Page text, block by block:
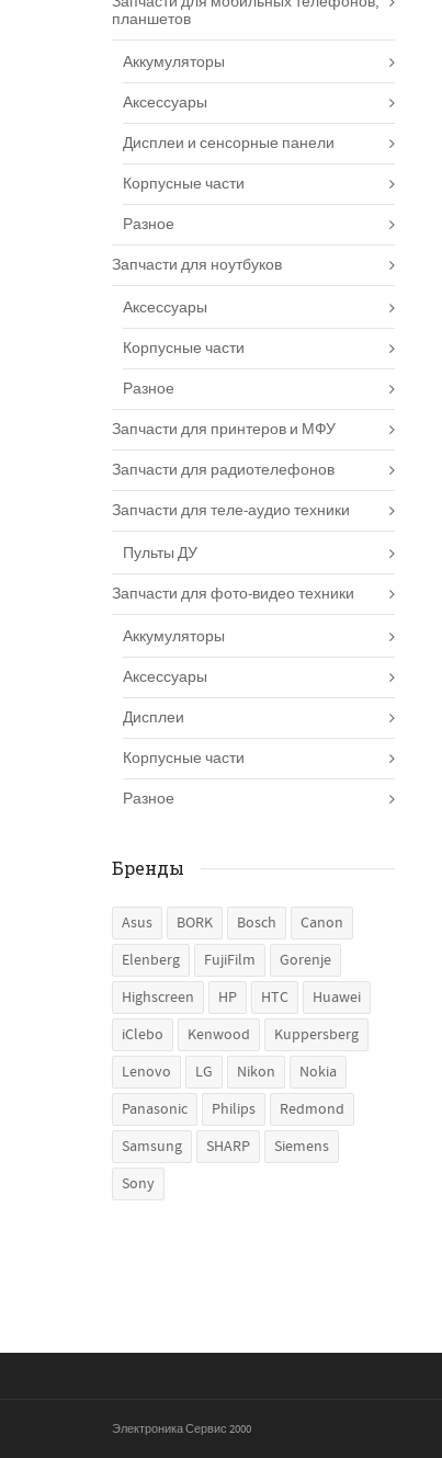
планшетов
Аккумуляторы
Аксессуары
Дисплеи и сенсорные панели
Корпусные части
Разное
Запчасти для ноутбуков
Аксессуары
Корпусные части
Разное
Запчасти для принтеров и МФУ
Запчасти для радиотелефонов
Запчасти для теле-аудио техники
Пульты ДУ
Запчасти для фото-видео техники
Аккумуляторы
Аксессуары
Дисплеи
Корпусные части
Разное
Бренды
Asus BORK Bosch
Canon
Elenberg
FujiFilm
Gorenje
Highscreen
HP HTC
Huawei
iClebo
Kenwood
Kuppersberg
Lenovo
LG Nikon
Nokia
Panasonic
Philips
Redmond
Samsung
SHARP
Siemens
Sony
Электроника Сервис 2000